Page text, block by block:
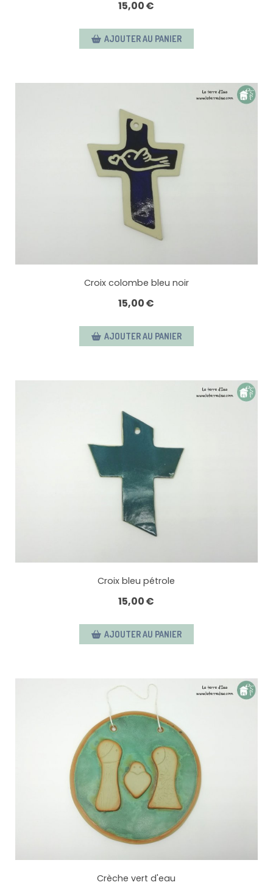
15,00€
AJOUTER AU PANIER
Croix colombe bleu noir
15,00€
AJOUTER AU PANIER
Croix bleu pétrole
15,00€
AJOUTER AU PANIER
Crèche vert d'eau